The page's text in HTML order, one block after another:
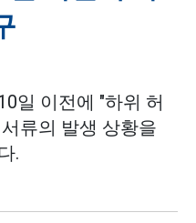
일 이전에 "하위 허
류의 발생 상황을
.